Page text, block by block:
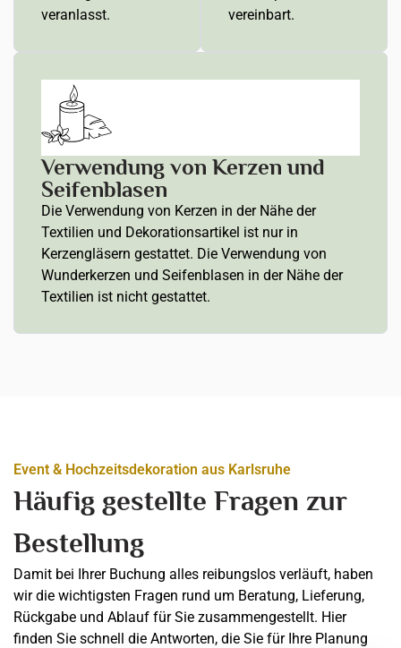
veranlasst.
vereinbart.
Verwendung von Kerzen und
Seifenblasen
Die Verwendung von Kerzen in der Nähe der
Textilien und Dekorationsartikel ist nur in
Kerzengläsern gestattet. Die Verwendung von
Wunderkerzen und Seifenblasen in der Nähe der
Textilien ist nicht gestattet.
Event & Hochzeitsdekoration aus Karlsruhe
Häufig gestellte Fragen zur
Bestellung
Damit bei Ihrer Buchung alles reibungslos verläuft, haben
wir die wichtigsten Fragen rund um Beratung, Lieferung,
Rückgabe und Ablauf für Sie zusammengestellt. Hier
finden Sie schnell die Antworten, die Sie für Ihre Planung